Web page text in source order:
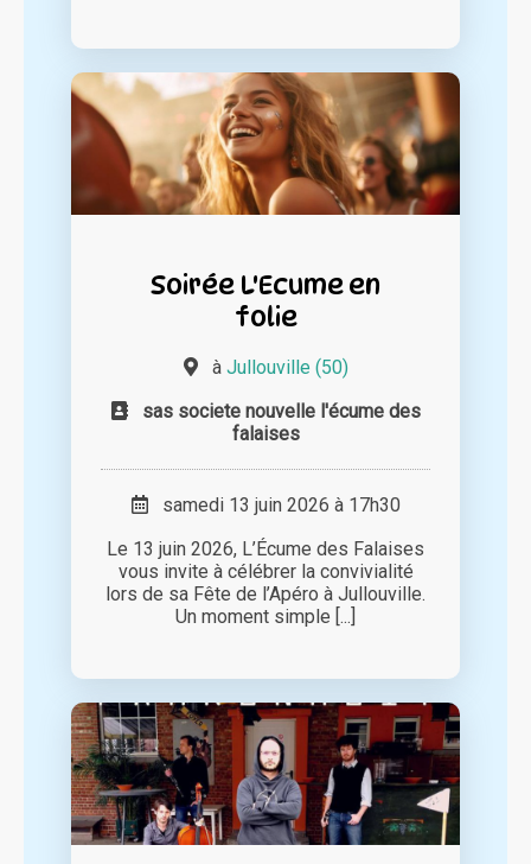
Soirée L'Ecume en
folie
à Jullouville (50)
sas societe nouvelle l'écume des
falaises
samedi 13 juin 2026 à 17h30
Le 13 juin 2026, L’Écume des Falaises
vous invite à célébrer la convivialité
lors de sa Fête de l’Apéro à Jullouville.
Un moment simple [...]